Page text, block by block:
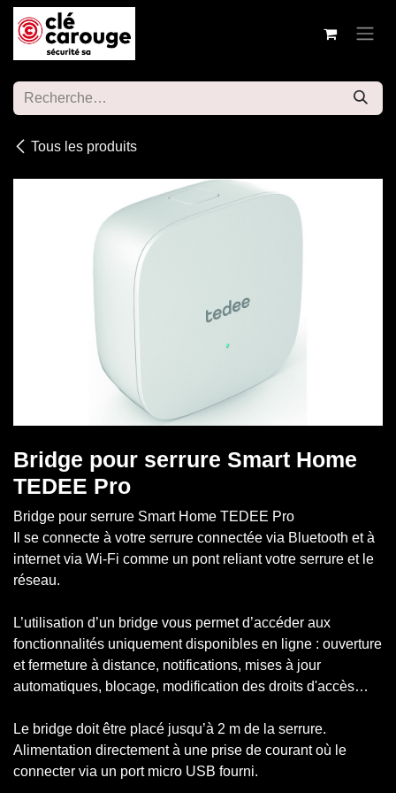
Se rendre au contenu
Tous les produits
Bridge pour serrure Smart Home
TEDEE Pro
Bridge pour serrure Smart Home TEDEE Pro
Il se connecte à votre serrure connectée via Bluetooth et à
internet via Wi-Fi comme un pont reliant votre serrure et le
réseau.
L’utilisation d’un bridge vous permet d’accéder aux
fonctionnalités uniquement disponibles en ligne : ouverture
et fermeture à distance, notifications, mises à jour
automatiques, blocage, modification des droits d'accès…
Le bridge doit être placé jusqu’à 2 m de la serrure.
Alimentation directement à une prise de courant où le
connecter via un port micro USB fourni.